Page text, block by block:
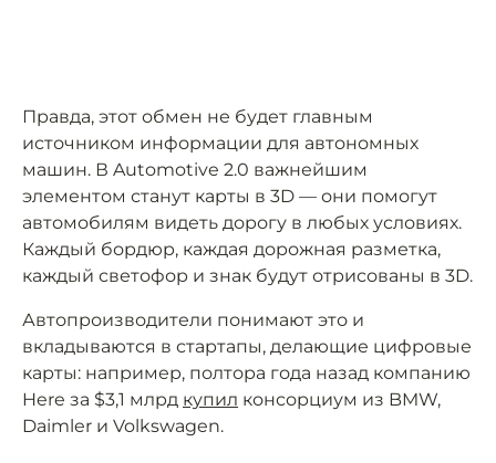
Правда, этот обмен не будет главным
источником информации для автономных
машин. В Automotive 2.0 важнейшим
элементом станут карты в 3D — они помогут
автомобилям видеть дорогу в любых условиях.
Каждый бордюр, каждая дорожная разметка,
каждый светофор и знак будут отрисованы в 3D.
Автопроизводители понимают это и
вкладываются в стартапы, делающие цифровые
карты: например, полтора года назад компанию
Here за $3,1 млрд купил консорциум из BMW,
Daimler и Volkswagen.